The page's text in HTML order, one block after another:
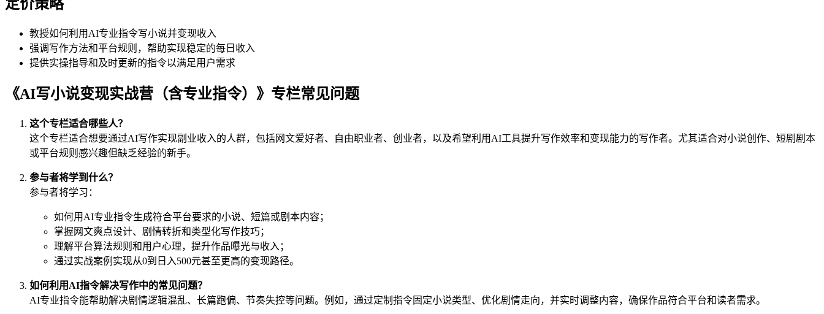
定价策略
教授如何利用AI专业指令写小说并变现收入
强调写作方法和平台规则，帮助实现稳定的每日收入
提供实操指导和及时更新的指令以满足用户需求
《AI写小说变现实战营（含专业指令）》专栏常见问题
这个专栏适合哪些人？
这个专栏适合想要通过AI写作实现副业收入的人群，包括网文爱好者、自由职业者、创业者，以及希望利用AI工具提升写作效率和变现能力的写作者。尤其适合对小说创作、短剧剧本
或平台规则感兴趣但缺乏经验的新手。
参与者将学到什么？
参与者将学习：
如何用AI专业指令生成符合平台要求的小说、短篇或剧本内容；
掌握网文爽点设计、剧情转折和类型化写作技巧；
理解平台算法规则和用户心理，提升作品曝光与收入；
通过实战案例实现从0到日入500元甚至更高的变现路径。
如何利用AI指令解决写作中的常见问题？
AI专业指令能帮助解决剧情逻辑混乱、长篇跑偏、节奏失控等问题。例如，通过定制指令固定小说类型、优化剧情走向，并实时调整内容，确保作品符合平台和读者需求。